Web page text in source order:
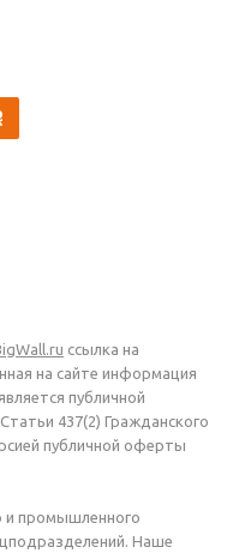
ссылка на
на сайте информация
публичной
437(2) Гражданского
публичной оферты
и промышленного
Наше